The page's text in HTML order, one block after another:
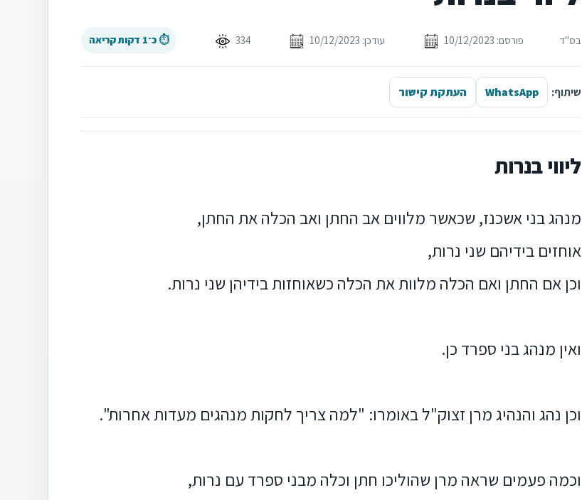
בס"ד פורסם: 10/12/2023 עודכן: 10/12/2023 334 ⏱ כ־1 דקות קריאה
שיתוף: WhatsApp העתקת קישור
ליווי בנרות
מנהג בני אשכנז, שכאשר מלווים אב החתן ואב הכלה את החתן,
אוחזים בידיהם שני נרות,
וכן אם החתן ואם הכלה מלוות את הכלה כשאוחזות בידיהן שני נרות.
ואין מנהג בני ספרד כן.
וכן נהג והנהיג מרן זצוק"ל באומרו: "למה צריך לחקות מנהגים מעדות אחרות".
וכמה פעמים שראה מרן שהוליכו חתן וכלה מבני ספרד עם נרות,